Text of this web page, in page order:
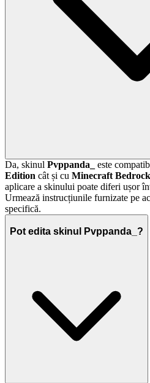
Da, skinul Pvppanda_ este
Edition cât și cu Minecraft
aplicare a skinului poate diferi ușor
Urmează instrucțiunile furnizate pe
specifică.
Pot edita skinul Pvppanda_?